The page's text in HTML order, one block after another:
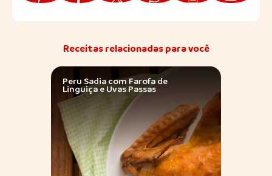
Receitas relacionadas para você
Peru Sadia com Farofa de
Linguiça e Uvas Passas